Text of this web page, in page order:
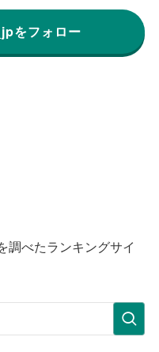
をフォロー
調べたランキングサイ